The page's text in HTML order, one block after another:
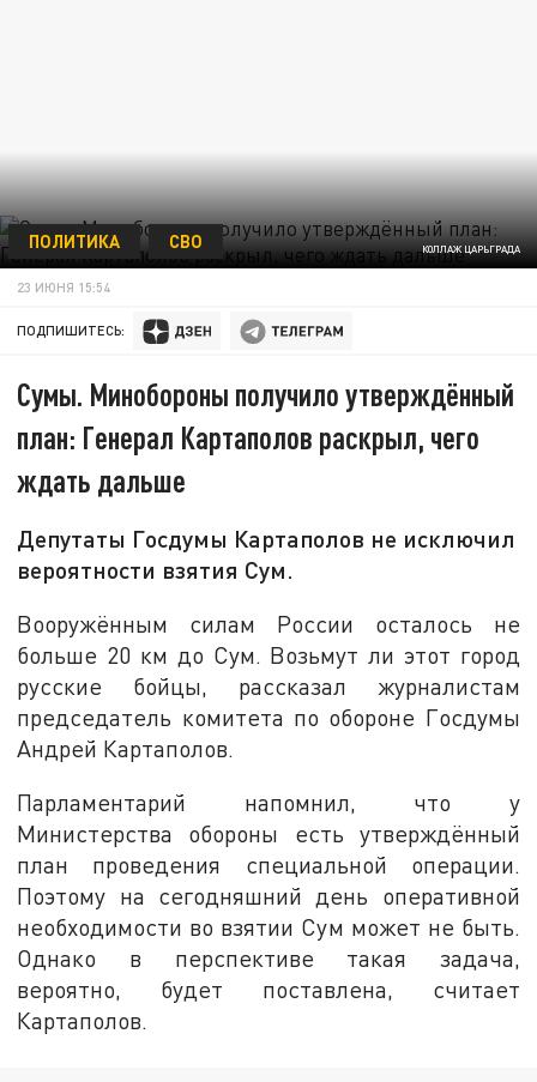
КОЛЛАЖ ЦАРЬГРАДА
ПОЛИТИКА СВО
23 ИЮНЯ 15:54
ПОДПИШИТЕСЬ:
Сумы. Минобороны получило утверждённый
план: Генерал Картаполов раскрыл, чего
ждать дальше
Депутаты Госдумы Картаполов не исключил
вероятности взятия Сум.
Вооружённым силам России осталось не
больше 20 км до Сум. Возьмут ли этот город
русские бойцы, рассказал журналистам
председатель комитета по обороне Госдумы
Андрей Картаполов.
Парламентарий напомнил, что у
Министерства обороны есть утверждённый
план проведения специальной операции.
Поэтому на сегодняшний день оперативной
необходимости во взятии Сум может не быть.
Однако в перспективе такая задача,
вероятно, будет поставлена, считает
Картаполов.